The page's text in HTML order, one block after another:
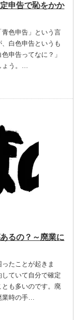
申告で恥をかか
色申告」という言
白色申告というも
申告ってなに？」
ょう。…
るの？～廃業に
たことが起きま
ていて自分で確定
も多いのです。廃
業時の手…